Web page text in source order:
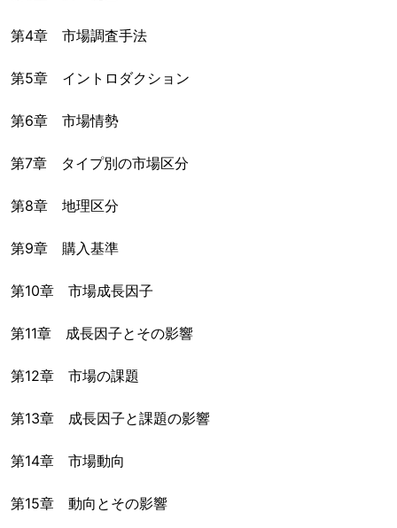
第4章 市場調査手法
第5章 イントロダクション
第6章 市場情勢
第7章 タイプ別の市場区分
第8章 地理区分
第9章 購入基準
第10章 市場成長因子
第11章 成長因子とその影響
第12章 市場の課題
第13章 成長因子と課題の影響
第14章 市場動向
第15章 動向とその影響